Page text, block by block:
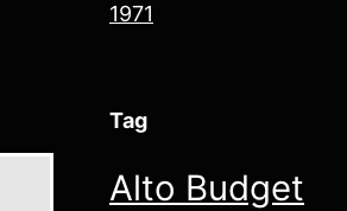
1971
Tag
Alto Budget